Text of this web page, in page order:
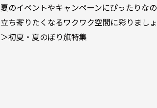
夏のイベントやキャンペーンにぴったりな
立ち寄りたくなるワクワク空間に彩りまし
＞初夏・夏のぼり旗特集